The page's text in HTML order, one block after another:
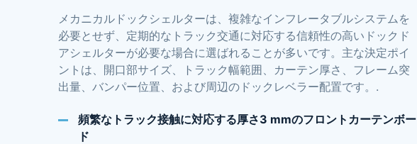
メカニカルドックシェルターは、複雑なインフレータブルシステムを
必要とせず、定期的なトラック交通に対応する信頼性の高いドックド
アシェルターが必要な場合に選ばれることが多いです。主な決定ポイ
ントは、開口部サイズ、トラック幅範囲、カーテン厚さ、フレーム突
出量、バンパー位置、および周辺のドックレベラー配置です。.
頻繁なトラック接触に対応する厚さ3 mmのフロントカーテンボー
ド